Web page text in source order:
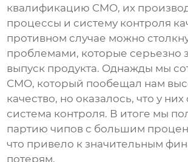
квалификацию CMO, их
процессы и систему контроля
противном случае можно
проблемами, которые серьезно
выпуск продукта. Однажды мы
CMO, который пообещал нам
качество, но оказалось, что у
система контроля. В итоге мы
партию чипов с большим
что привело к значительным
потерям.